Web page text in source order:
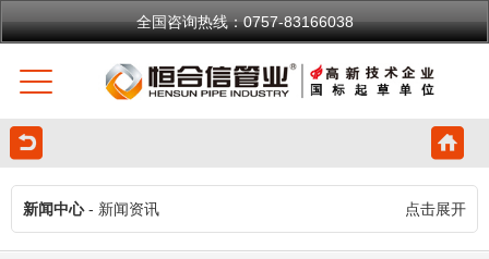
全国咨询热线：0757-83166038
新闻中心- 新闻资讯 点击展开